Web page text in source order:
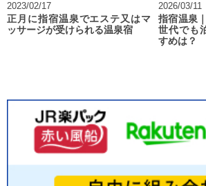
2023/02/17
正月に指宿温泉でエステ又はマ
ッサージが受けられる温泉宿
2026/03/11
指宿温泉
世代でも
すめは？